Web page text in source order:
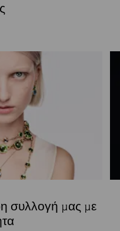
συλλογή μας με